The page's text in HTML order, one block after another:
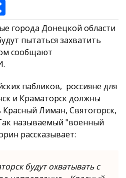
города Донецкой области
пытаться захватить
сообщают
пабликов, россияне для
и Краматорск должны
Лиман, Святогорск,
называемый "военный
рассказывает:
будут охватывать с